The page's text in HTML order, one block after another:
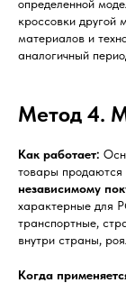
определенной
кроссовки другой
материалов и
аналогичный
Метод 4.
Как работает:
товары
независимому
характерные для
транспортные,
внутри страны,
Когда